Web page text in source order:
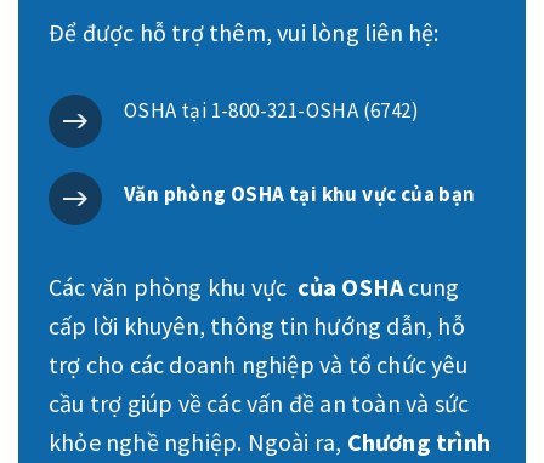
Để được hỗ trợ thêm, vui lòng liên hệ:
OSHA tại 1-800-321-OSHA (6742)
Văn phòng OSHA tại khu vực của bạn
Các văn phòng khu vực của OSHAcung
cấp lời khuyên, thông tin hướng dẫn, hỗ
trợ cho các doanh nghiệp và tổ chức yêu
cầu trợ giúp về các vấn đề an toàn và sức
khỏe nghề nghiệp. Ngoài ra, Chương trình